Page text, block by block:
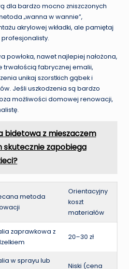
dla bardzo mocno zniszczonych
„wanna w wannie”,
akrylowej wkładki, ale pamiętaj
powłoka, nawet najlepiej nałożona,
trwałością fabrycznej emalii,
unikaj szorstkich gąbek i
Jeśli uszkodzenia są bardzo
możliwości domowej renowacji,
bidetowa z mieszaczem
zapobiega
metoda
Orientacyjny
koszt
materiałów
zaprawkowa z
20–30 zł
w sprayu lub
Niski (cena